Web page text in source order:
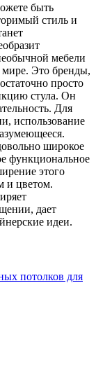
быть
стиль и
мебели
мире. Это бренды,
просто
стула. Он
Для
использование
широкое
функциональное
этого
и цветом.
дает
идеи.
потолков для